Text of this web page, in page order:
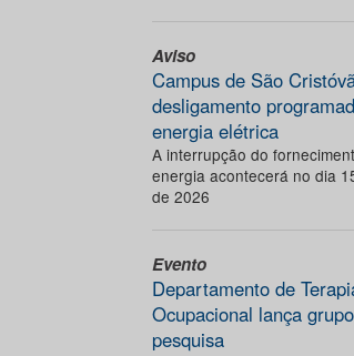
Aviso
Campus de São
desligamento
energia elétrica
A interrupção do
energia acontecerá no dia
de 2026
Evento
Departamento de
Ocupacional lança
pesquisa